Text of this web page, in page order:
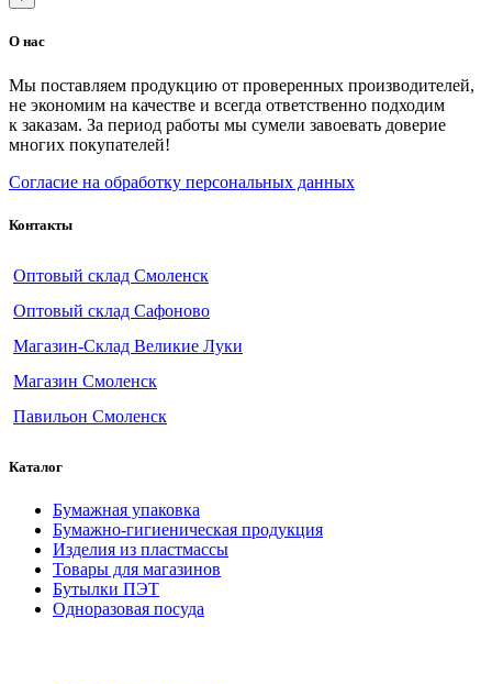
О нас
Мы поставляем продукцию от проверенных производителей,
не экономим на качестве и всегда ответственно подходим
к заказам. За период работы мы сумели завоевать доверие
многих покупателей!
Согласие на обработку персональных данных
Контакты
Оптовый склад Смоленск
Оптовый склад Сафоново
Магазин-Склад Великие Луки
Магазин Смоленск
Павильон Смоленск
Каталог
Бумажная упаковка
Бумажно-гигиеническая продукция
Изделия из пластмассы
Товары для магазинов
Бутылки ПЭТ
Одноразовая посуда